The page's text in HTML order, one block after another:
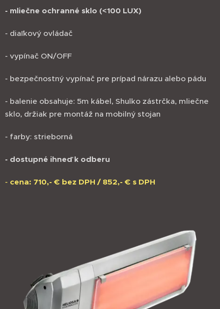
- mliečne ochranné sklo (<100 LUX)
- diaľkový ovládač
- vypínač ON/OFF
- bezpečnostný vypínač pre prípad nárazu alebo pádu
- balenie obsahuje: 5m kábel, Shulko zástrčka, mliečne
sklo, držiak pre montáž na mobilný stojan
- farby: strieborná
- dostupné ihneď k odberu
- cena: 710,- € bez DPH / 852,- € s DPH